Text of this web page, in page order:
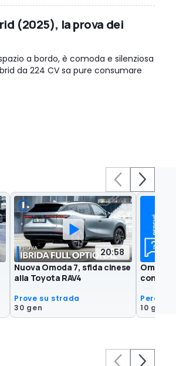
(2025), la prova dei
a bordo, è comoda e silenziosa
da 224 CV sa pure consumare
20:58
Nuova Omoda 7, sfida cinese
alla Toyota RAV4
Prove su strada
30 gen
Omoda
Perché
10 gen